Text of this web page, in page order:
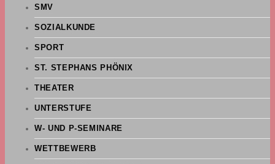
SMV
SOZIALKUNDE
SPORT
ST. STEPHANS PHÖNIX
THEATER
UNTERSTUFE
W- UND P-SEMINARE
WETTBEWERB